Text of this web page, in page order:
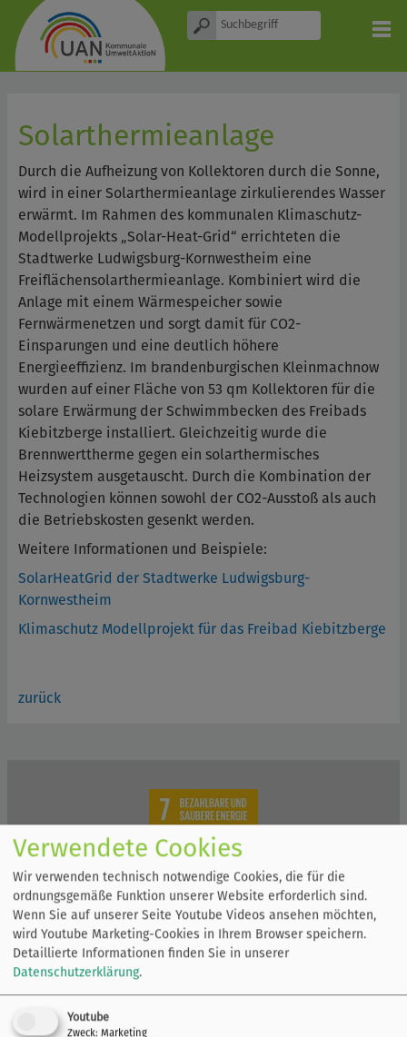
Solarthermieanlage
Durch die Aufheizung von Kollektoren durch die Sonne,
wird in einer Solarthermieanlage zirkulierendes Wasser
erwärmt. Im Rahmen des kommunalen Klimaschutz-
Modellprojekts „Solar-Heat-Grid“ errichteten die
Stadtwerke Ludwigsburg-Kornwestheim eine
Freiflächensolarthermieanlage. Kombiniert wird die
Anlage mit einem Wärmespeicher sowie
Fernwärmenetzen und sorgt damit für CO2-
Einsparungen und eine deutlich höhere
Energieeffizienz. Im brandenburgischen Kleinmachnow
wurden auf einer Fläche von 53 qm Kollektoren für die
solare Erwärmung der Schwimmbecken des Freibads
Kiebitzberge installiert. Gleichzeitig wurde die
Brennwerttherme gegen ein solarthermisches
Heizsystem ausgetauscht. Durch die Kombination der
Technologien können sowohl der CO2-Ausstoß als auch
die Betriebskosten gesenkt werden.
Weitere Informationen und Beispiele:
SolarHeatGrid der Stadtwerke Ludwigsburg-
Kornwestheim
Klimaschutz Modellprojekt für das Freibad Kiebitzberge
zurück
Verwendete Cookies
Wir verwenden technisch notwendige Cookies, die für die
ordnungsgemäße Funktion unserer Website erforderlich sind.
Wenn Sie auf unserer Seite Youtube Videos ansehen möchten,
wird Youtube Marketing-Cookies in Ihrem Browser speichern.
Detaillierte Informationen finden Sie in unserer
Datenschutzerklärung.
Youtube
Zweck: Marketing